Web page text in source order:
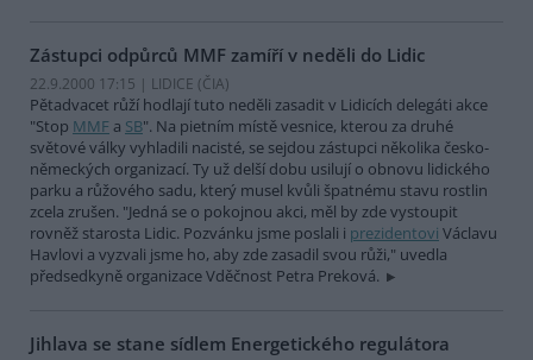
Zástupci odpůrců MMF zamíří v neděli do Lidic
22.9.2000 17:15 | LIDICE (ČIA)
Pětadvacet růží hodlají tuto neděli zasadit v Lidicích delegáti akce
"Stop MMF a SB". Na pietním místě vesnice, kterou za druhé
světové války vyhladili nacisté, se sejdou zástupci několika česko-
německých organizací. Ty už delší dobu usilují o obnovu lidického
parku a růžového sadu, který musel kvůli špatnému stavu rostlin
zcela zrušen. "Jedná se o pokojnou akci, měl by zde vystoupit
rovněž starosta Lidic. Pozvánku jsme poslali i prezidentovi Václavu
Havlovi a vyzvali jsme ho, aby zde zasadil svou růži," uvedla
předsedkyně organizace Vděčnost Petra Preková.
Jihlava se stane sídlem Energetického regulátora